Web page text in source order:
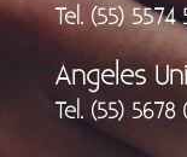
Tel. (55) 5574
Ángeles
Tel. (55) 5678